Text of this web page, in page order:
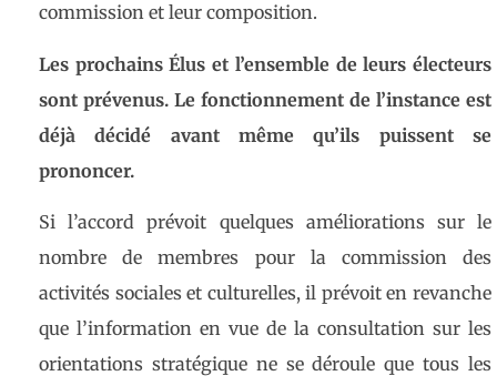
commission et leur composition.
Les prochains Élus et l’ensemble de leurs électeurs
sont prévenus. Le fonctionnement de l’instance est
déjà décidé avant même qu’ils puissent se
prononcer.
Si l’accord prévoit quelques améliorations sur le
nombre de membres pour la commission des
activités sociales et culturelles, il prévoit en revanche
que l’information en vue de la consultation sur les
orientations stratégique ne se déroule que tous les